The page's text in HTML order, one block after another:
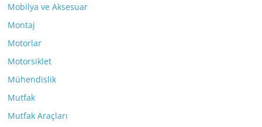
Mobilya ve Aksesuar
Montaj
Motorlar
Motorsiklet
Mühendislik
Mutfak
Mutfak Araçları